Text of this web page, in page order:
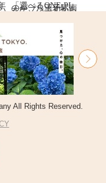
All Rights Reserved.